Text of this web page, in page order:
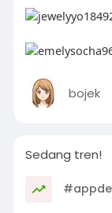
bojek
Sedang tren!